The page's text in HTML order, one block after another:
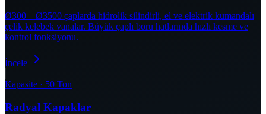
Ø300 – Ø3500 çaplarda hidrolik silindirli, el ve elektrik kumandalı
çelik kelebek vanalar. Büyük çaplı boru hatlarında hızlı kesme ve
kontrol fonksiyonu.
İncele
Kapasite · 50 Ton
Radyal Kapaklar